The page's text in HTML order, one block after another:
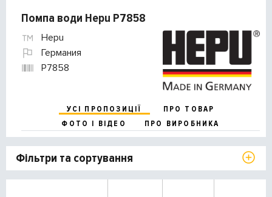
Помпа води Hepu P7858
Hepu
Германия
P7858
УСІ ПРОПОЗИЦІЇ
ПРО ТОВАР
ФОТО І ВІДЕО
ПРО ВИРОБНИКА
Фільтри та сортування